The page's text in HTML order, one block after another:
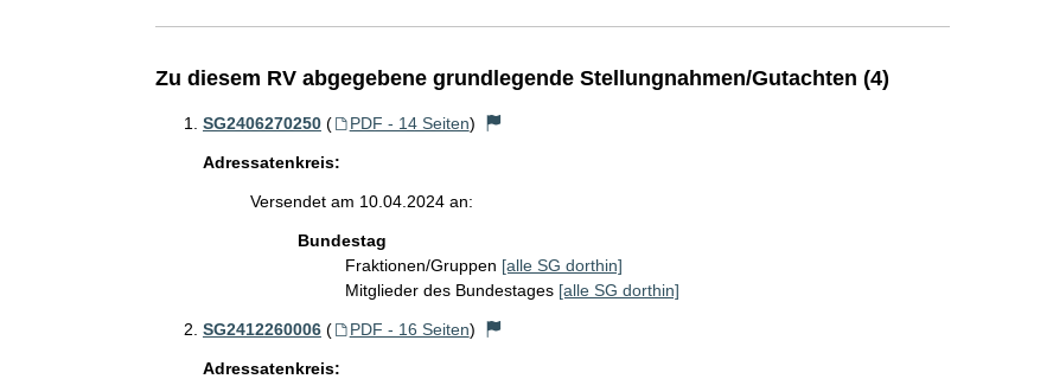
Zu diesem RV abgegebene grundlegende Stellungnahmen/Gutachten (4)
SG2406270250 ( PDF - 14 Seiten)
Adressatenkreis:
Versendet am 10.04.2024 an:
Bundestag
Fraktionen/Gruppen [alle SG dorthin]
Mitglieder des Bundestages [alle SG dorthin]
SG2412260006 ( PDF - 16 Seiten)
Adressatenkreis: